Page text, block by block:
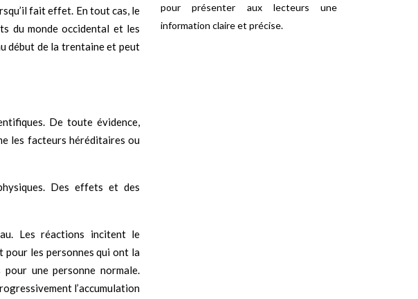
fait effet. En tout cas, le
du monde occidental et les
début de la trentaine et peut
De toute évidence,
les facteurs héréditaires ou
Des effets et des
Les réactions incitent le
pour les personnes qui ont la
une personne normale.
l’accumulation
pour présenter aux lecteurs une
information claire et précise.